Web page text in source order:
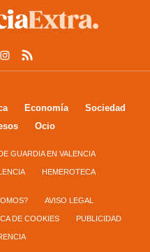
Economía
Sociedad
Ocio
GUARDIA EN VALENCIA
HEMEROTECA
AVISO LEGAL
DE COOKIES PUBLICIDAD